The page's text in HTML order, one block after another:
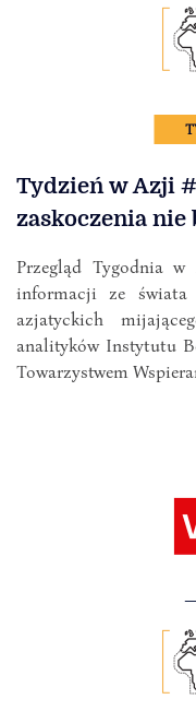
Tydzień w Azji
zaskoczenia nie
Przegląd Tygodnia
informacji ze
azjatyckich
analityków Instytutu
Towarzystwem